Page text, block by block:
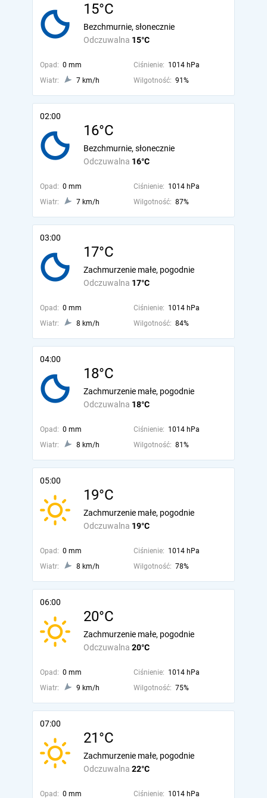
15°C
Odczuwalna 15°C
Bezchmurnie, słonecznie
Opad: 0 mm Ciśnienie: 1014 hPa
Wiatr:
7 km/h Wilgotność: 91%
02:00
16°C
Odczuwalna 16°C
Bezchmurnie, słonecznie
Opad: 0 mm Ciśnienie: 1014 hPa
Wiatr:
7 km/h Wilgotność: 87%
03:00
17°C
Odczuwalna 17°C
Zachmurzenie małe, pogodnie
Opad: 0 mm Ciśnienie: 1014 hPa
Wiatr:
8 km/h Wilgotność: 84%
04:00
18°C
Odczuwalna 18°C
Zachmurzenie małe, pogodnie
Opad: 0 mm Ciśnienie: 1014 hPa
Wiatr:
8 km/h Wilgotność: 81%
05:00
19°C
Odczuwalna 19°C
Zachmurzenie małe, pogodnie
Opad: 0 mm Ciśnienie: 1014 hPa
Wiatr:
8 km/h Wilgotność: 78%
06:00
20°C
Odczuwalna 20°C
Zachmurzenie małe, pogodnie
Opad: 0 mm Ciśnienie: 1014 hPa
Wiatr:
9 km/h Wilgotność: 75%
07:00
21°C
Odczuwalna 22°C
Zachmurzenie małe, pogodnie
Opad: 0 mm Ciśnienie: 1014 hPa